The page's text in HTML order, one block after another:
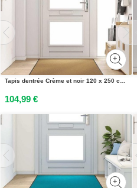
Tapis dentrée Crème et noir 120 x 250 cm Polyamide et PVC
104,99 €